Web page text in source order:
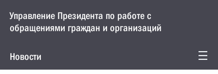
Управление Президента по работе с
обращениями граждан и организаций
Новости